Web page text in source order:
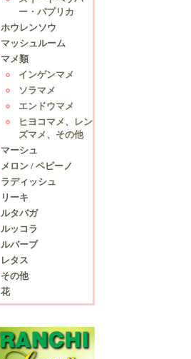
ー・パプリカ
ホウレンソウ
マッシュルーム
マメ類
インゲンマメ
ソラマメ
エンドウマメ
ヒヨコマメ、レン
ズマメ、その他
マーシュ
メロン / ペピーノ
ラディッシュ
リーキ
ルタバガ
ルッコラ
ルバーブ
レタス
その他
花